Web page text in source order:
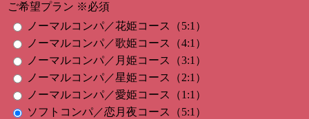
ご希望プラン ※必須
ノーマルコンパ／花姫コース（5:1）
ノーマルコンパ／歌姫コース（4:1）
ノーマルコンパ／月姫コース（3:1）
ノーマルコンパ／星姫コース（2:1）
ノーマルコンパ／愛姫コース（1:1）
ソフトコンパ／恋月夜コース（5:1）